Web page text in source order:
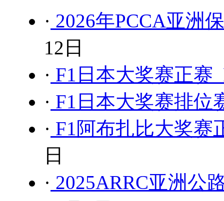
· 2026年PCCA亚洲
12日
· F1日本大奖赛正
· F1日本大奖赛排
· F1阿布扎比大奖
日
· 2025ARRC亚洲公